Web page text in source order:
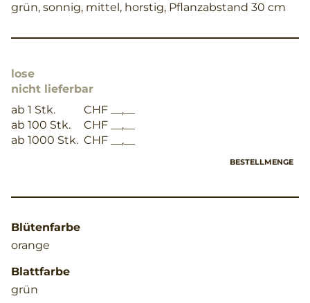
grün, sonnig, mittel, horstig, Pflanzabstand 30 cm
lose
nicht lieferbar
ab 1 Stk.
CHF __,__
ab 100 Stk.
CHF __,__
ab 1000 Stk. CHF __,__
BESTELLMENGE
Blütenfarbe
orange
Blattfarbe
grün